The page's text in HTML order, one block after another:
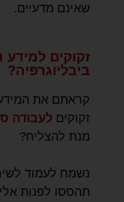
שאינם מדעיים.
זקוקים למידע
ביבליוגרפיה?
קראתם את
זקוקים לעבודה
מנת להצליח?
נשמח לעמוד
תהססו לפנות